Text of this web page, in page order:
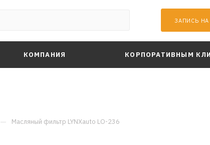
ЗАПИСЬ НА
КОМПАНИЯ КОРПОРАТИВНЫМ
— Масляный фильтр LYNXauto LO-236